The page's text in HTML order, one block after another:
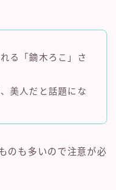
る「鏑木ろこ」さ
美人だと話題にな
のも多いので注意が必